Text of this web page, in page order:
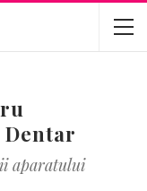
aparatului